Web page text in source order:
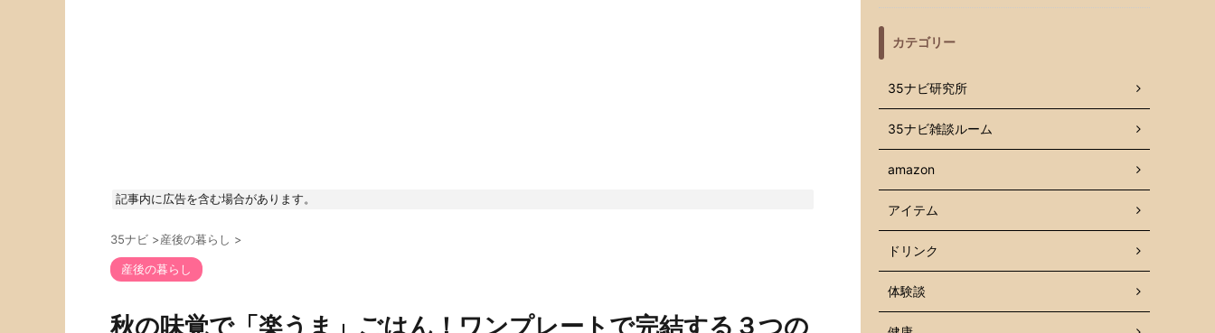
記事内に広告を含む場合があります。
35ナビ >産後の暮らし >
産後の暮らし
秋の味覚で「楽うま」ごはん！ワンプレートで完結する３つの
カテゴリー
35ナビ研究所
35ナビ雑談ルーム
amazon
アイテム
ドリンク
体験談